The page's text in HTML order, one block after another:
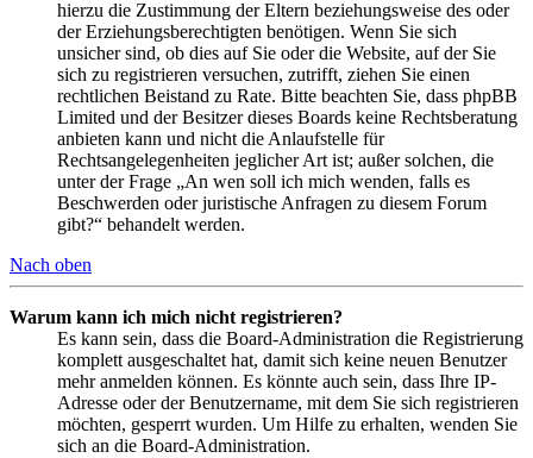
hierzu die Zustimmung der Eltern beziehungsweise des oder
der Erziehungsberechtigten benötigen. Wenn Sie sich
unsicher sind, ob dies auf Sie oder die Website, auf der Sie
sich zu registrieren versuchen, zutrifft, ziehen Sie einen
rechtlichen Beistand zu Rate. Bitte beachten Sie, dass phpBB
Limited und der Besitzer dieses Boards keine Rechtsberatung
anbieten kann und nicht die Anlaufstelle für
Rechtsangelegenheiten jeglicher Art ist; außer solchen, die
unter der Frage „An wen soll ich mich wenden, falls es
Beschwerden oder juristische Anfragen zu diesem Forum
gibt?“ behandelt werden.
Nach oben
Warum kann ich mich nicht registrieren?
Es kann sein, dass die Board-Administration die Registrierung
komplett ausgeschaltet hat, damit sich keine neuen Benutzer
mehr anmelden können. Es könnte auch sein, dass Ihre IP-
Adresse oder der Benutzername, mit dem Sie sich registrieren
möchten, gesperrt wurden. Um Hilfe zu erhalten, wenden Sie
sich an die Board-Administration.